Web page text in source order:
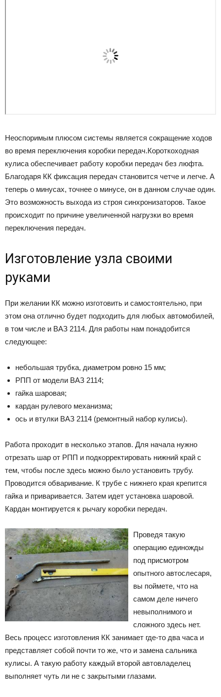
Неоспоримым плюсом системы является сокращение ходов
во время переключения коробки передач.Короткоходная
кулиса обеспечивает работу коробки передач без люфта.
Благодаря КК фиксация передач становится четче и легче. А
теперь о минусах, точнее о минусе, он в данном случае один.
Это возможность выхода из строя синхронизаторов. Такое
происходит по причине увеличенной нагрузки во время
переключения передач.
Изготовление узла своими
руками
При желании КК можно изготовить и самостоятельно, при
этом она отлично будет подходить для любых автомобилей,
в том числе и ВАЗ 2114. Для работы нам понадобится
следующее:
небольшая трубка, диаметром ровно 15 мм;
РПП от модели ВАЗ 2114;
гайка шаровая;
кардан рулевого механизма;
ось и втулки ВАЗ 2114 (ремонтный набор кулисы).
Работа проходит в несколько этапов. Для начала нужно
отрезать шар от РПП и подкорректировать нижний край с
тем, чтобы после здесь можно было установить трубу.
Проводится обваривание. К трубе с нижнего края крепится
гайка и приваривается. Затем идет установка шаровой.
Кардан монтируется к рычагу коробки передач.
Проведя такую
операцию единожды
под присмотром
опытного автослесаря,
вы поймете, что на
самом деле ничего
невыполнимого и
сложного здесь нет.
Весь процесс изготовления КК занимает где-то два часа и
представляет собой почти то же, что и замена сальника
кулисы. А такую работу каждый второй автовладелец
выполняет чуть ли не с закрытыми глазами.